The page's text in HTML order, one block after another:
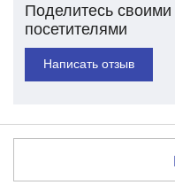
Поделитесь
посетителями
Написать отзыв